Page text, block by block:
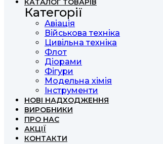
КАТАЛОГ ТОВАРІВ
Категорії
Авіація
Військова техніка
Цивільна техніка
Флот
Діорами
Фігури
Модельна хімія
Інструменти
НОВІ НАДХОДЖЕННЯ
ВИРОБНИКИ
ПРО НАС
АКЦІЇ
КОНТАКТИ